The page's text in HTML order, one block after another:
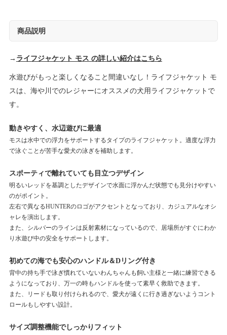
商品説明
→ ライフジャケット モス の詳しい紹介はこちら
水遊びがもっと楽しくなること間違いなし！ライフジャケット モ
スは、海や川でのレジャーにオススメの犬用ライフジャケットで
す。
動きやすく、水辺遊びに最適
モスは水中での浮力をサポートするタイプのライフジャケット。適度な浮力
で泳ぐことが苦手な愛犬の泳ぎを補助します。
スポーティで離れていても目立つデザイン
明るいレッドを基調としたデザインで水面に浮かんだ状態でも見分けやすい
のがポイント。
左右で異なるHUNTERのロゴがアクセントとなっており、カジュアルなオシ
ャレを演出します。
また、シルバーのラインは反射素材になっているので、居場所がすぐにわか
り水遊び中の安全をサポートします。
初めての海でも安心のハンドル＆Dリング付き
背中の持ち手で泳ぎ慣れていないわんちゃんも飼い主様と一緒に練習できる
ようになっており、万一の時もハンドルを使って素早く救助できます。
また、リードも取り付けられるので、愛犬が遠くに行き過ぎないようコント
ロールもしやすい設計。
サイズ調整機能でしっかりフィット